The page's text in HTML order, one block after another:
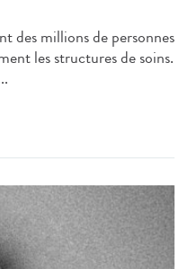
des millions de personnes
les structures de soins.